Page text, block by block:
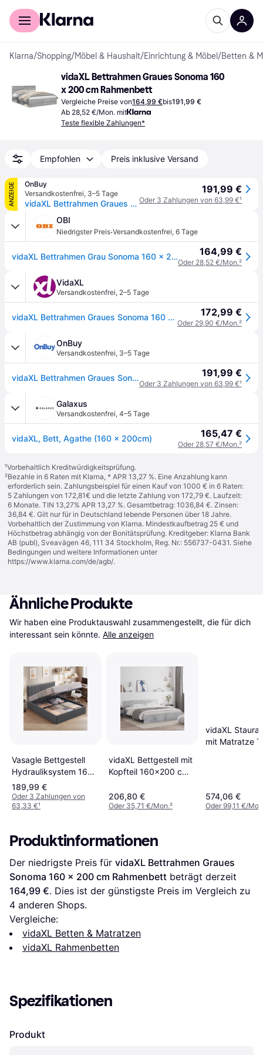
Für Shopper
Klarna/Shopping/Möbel & Haushalt/Einrichtung & Möbel /Betten &
vidaXL Bettrahmen Graues Sonoma 160
x 200 cm Rahmenbett
Vergleiche Preise von164,99 €bis191,99 €
Ab 28,52 €/Mon. mit
Teste flexible Zahlungen*
Empfohlen Preis inklusive Versand
ANZEIGE
OnBuy
Versandkostenfrei, 3–5 Tage
vidaXL Bettrahmen Graues Sonoma 160 x 200 cm Massives Kiefernholz
191,99 €
Oder 3 Zahlungen von 63,99 €¹
OBI
Niedrigster Preis·Versandkostenfrei, 6 Tage
vidaXL Bettrahmen Grau Sonoma 160 x 200 cm Massives Kiefernholz 3410578 164,99 €
Oder 28,52 €/Mon.²
VidaXL
Versandkostenfrei, 2–5 Tage
vidaXL Bettrahmen Graues Sonoma 160 x 200 cm Massives Kiefernholz 172,99 €
Oder 29,90 €/Mon.²
OnBuy
Versandkostenfrei, 3–5 Tage
vidaXL Bettrahmen Graues Sonoma 160 x 200 cm Massives Kiefernholz 191,99 €
Oder 3 Zahlungen von 63,99 €¹
Galaxus
Versandkostenfrei, 4–5 Tage
vidaXL, Bett, Agathe (160 x 200cm) 165,47 €
Oder 28,57 €/Mon.²
¹Vorbehaltlich Kreditwürdigkeitsprüfung.
²Bezahle in 6 Raten mit Klarna, * APR 13,27 %. Eine Anzahlung kann
erforderlich sein. Zahlungsbeispiel für einen Kauf von 1000 € in 6 Raten:
5 Zahlungen von 172,81€ und die letzte Zahlung von 172,79 €. Laufzeit:
6 Monate. TIN 13,27% APR 13,27 %. Gesamtbetrag: 1036,84 €. Zinsen:
36,84 €. Gilt nur für in Deutschland lebende Personen über 18 Jahre.
Vorbehaltlich der Zustimmung von Klarna. Mindestkaufbetrag 25 € und
Höchstbetrag abhängig von der Bonitätsprüfung. Kreditgeber: Klarna Bank
AB (publ), Sveavägen 46, 111 34 Stockholm, Reg. Nr.: 556737-0431. Siehe
Bedingungen und weitere Informationen unter
https://www.klarna.com/de/agb/.
Ähnliche Produkte
Wir haben eine Produktauswahl zusammengestellt, die für dich
interessant sein könnte. Alle anzeigen
Vasagle Bettgestell
Hydrauliksystem 160
x 200 cm Rahmenbett
189,99 €
Oder 3 Zahlungen von
63,33 €¹
vidaXL Bettgestell mit
Kopfteil 160x200 cm
206,80 €
Oder 35,71 €/Mon.²
vidaXL
mit Matratze
574,06 €
Oder 99,11 €/
Produktinformationen
Der niedrigste Preis für vidaXL Bettrahmen Graues
Sonoma 160 x 200 cm Rahmenbett
164,99 €
4 anderen Shops.
Vergleiche:
vidaXL Betten & Matratzen
vidaXL Rahmenbetten
Spezifikationen
Produkt